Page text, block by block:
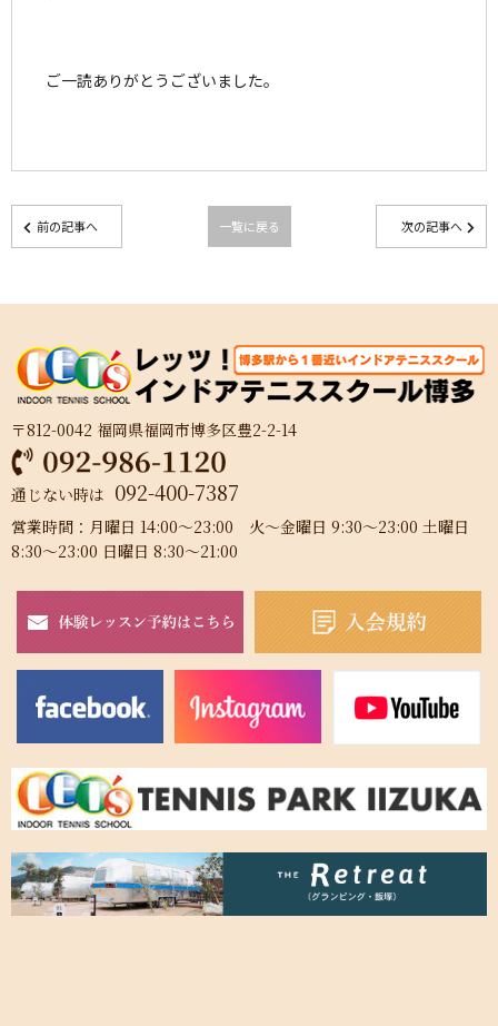
ご一読ありがとうございました。
前の記事へ 一覧に戻る 次の記事へ
〒812-0042 福岡県福岡市博多区豊2-2-14
通じない時は 092-400-7387
営業時間：月曜日 14:00～23:00 火～金曜日 9:30～23:00 土曜日
8:30～23:00 日曜日 8:30～21:00